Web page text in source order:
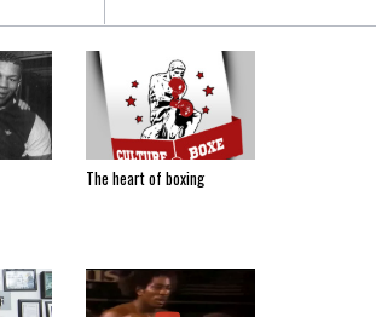
The heart of boxing